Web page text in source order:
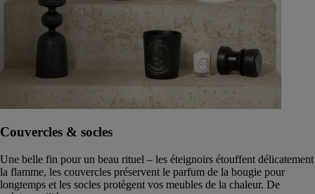
Couvercles & socles
Une belle fin pour un beau rituel – les éteignoirs étouffent délicatement
la flamme, les couvercles préservent le parfum de la bougie pour
longtemps et les socles protègent vos meubles de la chaleur. De